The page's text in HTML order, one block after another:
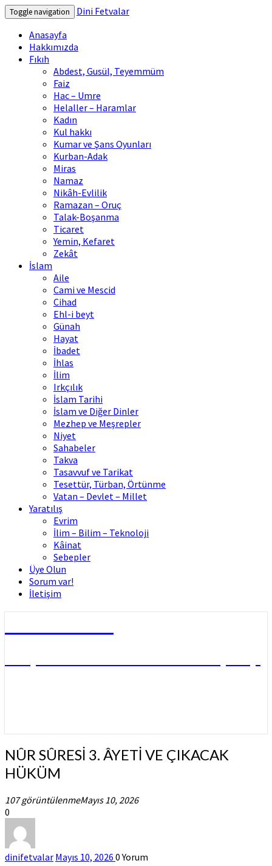
Toggle navigation
Dini Fetvalar
Anasayfa
Hakkımızda
Fıkıh
Abdest, Gusül, Teyemmüm
Faiz
Hac – Umre
Helaller – Haramlar
Kadın
Kul hakkı
Kumar ve Şans Oyunları
Kurban-Adak
Miras
Namaz
Nikâh-Evlilik
Ramazan – Oruç
Talak-Boşanma
Ticaret
Yemin, Kefaret
Zekât
İslam
Aile
Cami ve Mescid
Cihad
Ehl-i beyt
Günah
Hayat
İbadet
İhlas
İlim
Irkçılık
İslam Tarihi
İslam ve Diğer Dinler
Mezhep ve Meşrepler
Niyet
Sahabeler
Takva
Tasavvuf ve Tarikat
Tesettür, Türban, Örtünme
Vatan – Devlet – Millet
Yaratılış
Evrim
İlim – Bilim – Teknoloji
Kâinat
Sebepler
Üye Olun
Sorum var!
İletişim
NÛR
SÛRESİ
3.
VE
ÇIKACAK
HÜKÜM
NÛR SÛRESİ 3. ÂYETİ VE ÇIKACAK
HÜKÜM
107 görüntülenmeMayıs 10, 2026
0
dinifetvalar Mayıs 10, 2026 0Yorum